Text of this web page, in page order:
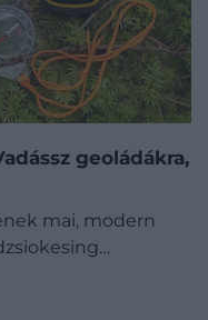
geoládákra,
mai, modern